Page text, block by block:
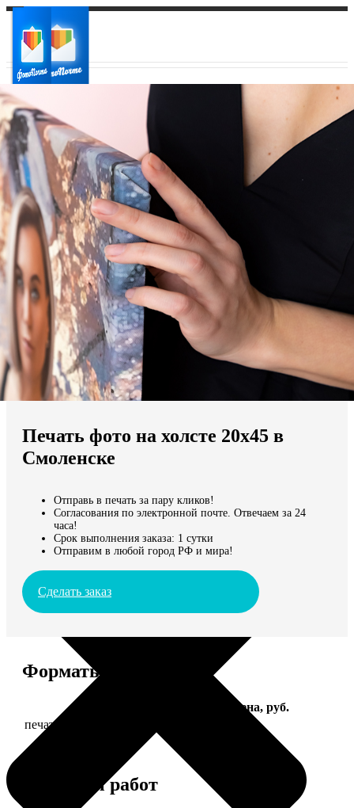
Ваш город:
Ваш регион доставки
Выберите из списка:
Мы доставляем по всему миру
Продолжить без города
Печать фото на холсте 20х45 в
Смоленске
Отправь в печать за пару кликов!
Согласования по электронной почте. Отвечаем за 24
часа!
Срок выполнения заказа: 1 сутки
Отправим в любой город РФ и мира!
Сделать заказ
Форматы и цены
Цена, руб.
печать фото на холсте с подрамником
Примеры работ